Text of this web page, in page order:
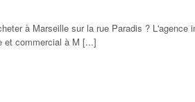
à Marseille sur la rue Paradis ? L'agence
et commercial à M [...]